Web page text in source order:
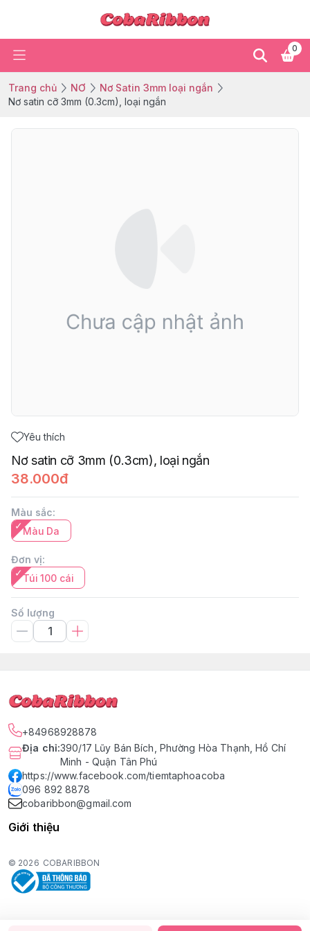
0
Trang chủ NƠ
Nơ Satin 3mm loại ngắn
Nơ satin cỡ 3mm (0.3cm), loại ngắn
Yêu thích
Nơ satin cỡ 3mm (0.3cm), loại ngắn
38.000đ
Màu sắc:
Màu Da
Đơn vị:
Túi 100 cái
Số lượng
+84968928878
Địa chỉ:390/17 Lũy Bán Bích, Phường Hòa Thạnh, Hồ Chí
Minh - Quận Tân Phú
https://www.facebook.com/tiemtaphoacoba
096 892 8878
cobaribbon@gmail.com
Giới thiệu
© 2026 COBARIBBON